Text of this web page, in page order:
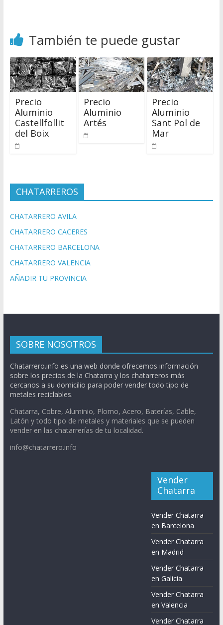
También te puede gustar
Precio
Aluminio
Castellfollit
del Boix
Precio
Aluminio
Artés
Precio
Aluminio
Sant Pol de
Mar
CHATARREROS
CHATARRERO AVILA
CHATARRERO CACERES
CHATARRERO BARCELONA
CHATARRERO VALENCIA
AÑADIR TU PROVINCIA
SOBRE NOSOTROS
Chatarrero.info es una web donde ofrecemos información
sobre los precios de la Chatarra y los chatarreros más
cercanos a su domicilio para poder vender todo tipo de
metales reciclables.
Chatarra, Cobre, Aluminio, Plomo, Acero, Baterías, Cable,
Latón y todo tipo de metales y materiales que se pueden
vender en las chatarrerías de tu localidad.
info@chatarrero.info
Vender
Chatarra
Vender Chatarra
en Barcelona
Vender Chatarra
en Madrid
Vender Chatarra
en Galicia
Vender Chatarra
en Valencia
Vender Chatarra